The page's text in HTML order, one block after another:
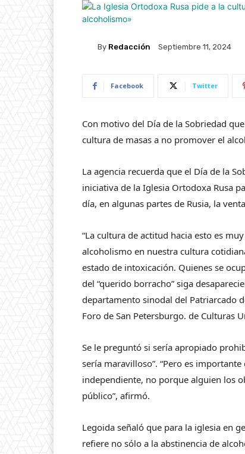
By Redacción Septiembre 11, 2024
Facebook Twitter
Con motivo del Día de la Sobriedad
cultura de masas a no promover el
La agencia recuerda que el Día de la
iniciativa de la Iglesia Ortodoxa Rusa
día, en algunas partes de Rusia, la
“La cultura de actitud hacia esto es
alcoholismo en nuestra cultura
estado de intoxicación. Quienes se
del “querido borracho” siga
departamento sinodal del Patriarcado
Foro de San Petersburgo. de Culturas
Se le preguntó si sería apropiado
sería maravilloso”. “Pero es
independiente, no porque alguien los
público”, afirmó.
Legoida señaló que para la iglesia en
refiere no sólo a la abstinencia de